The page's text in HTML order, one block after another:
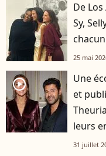
De
Sy,
25 mai
player2
Une
et
leurs
31 juillet